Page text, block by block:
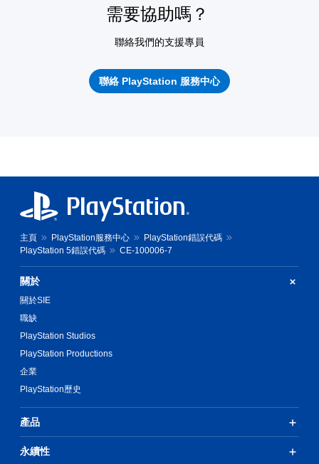
需要協助嗎？
聯絡我們的支援專員
聯絡 PlayStation 服務中心
主頁 PlayStation服務中心
PlayStation錯誤代碼
PlayStation 5錯誤代碼
CE-100006-7
關於
關於SIE
職缺
PlayStation Studios
PlayStation Productions
企業
PlayStation歷史
產品
永續性